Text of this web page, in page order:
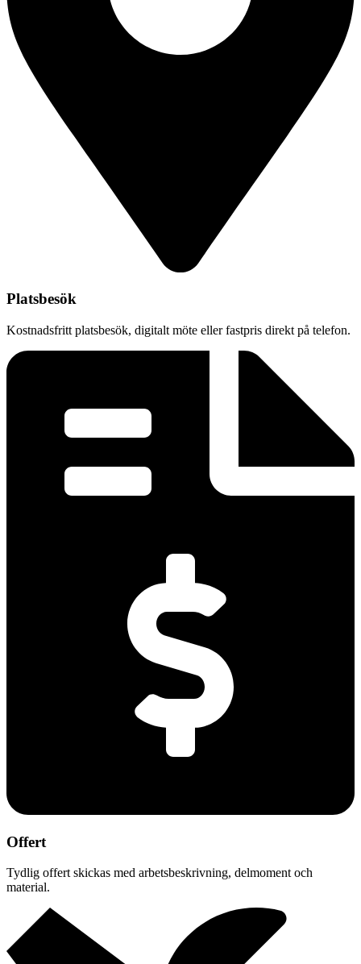
Platsbesök
Kostnadsfritt platsbesök, digitalt möte eller fastpris direkt på telefon.
Offert
Tydlig offert skickas med arbetsbeskrivning, delmoment och
material.